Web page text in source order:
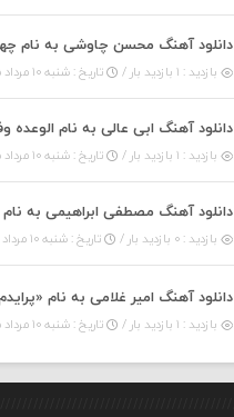
دانلود آهنگ محسن چاوشی به نام
بازدید : ۱ بازدید بار / تاریخ : شنبه ۱۰ مرداد ۱۴۰۵
دانلود آهنگ ابی عالی به نام الوعده
بازدید : ۱ بازدید بار / تاریخ : شنبه ۱۰ مرداد ۱۴۰۵
بازدید : ۰ بازدید بار / تاریخ : شنبه ۱۰ مرداد ۱۴۰۵
بازدید : ۱ بازدید بار / تاریخ : شنبه ۱۰ مرداد ۱۴۰۵